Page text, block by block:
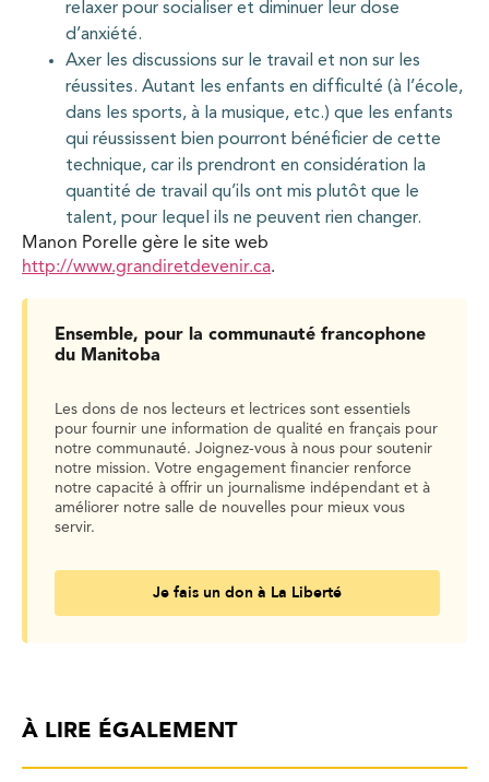
relaxer pour socialiser et diminuer leur dose
d’anxiété.
Axer les discussions sur le travail et non sur les
réussites. Autant les enfants en difficulté (à l’école,
dans les sports, à la musique, etc.) que les enfants
qui réussissent bien pourront bénéficier de cette
technique, car ils prendront en considération la
quantité de travail qu’ils ont mis plutôt que le
talent, pour lequel ils ne peuvent rien changer.
Manon Porelle gère le site web
http://www.grandiretdevenir.ca.
Ensemble, pour la communauté francophone
du Manitoba
Les dons de nos lecteurs et lectrices sont essentiels
pour fournir une information de qualité en français pour
notre communauté. Joignez-vous à nous pour soutenir
notre mission. Votre engagement financier renforce
notre capacité à offrir un journalisme indépendant et à
améliorer notre salle de nouvelles pour mieux vous
servir.
Je fais un don à La Liberté
À LIRE ÉGALEMENT